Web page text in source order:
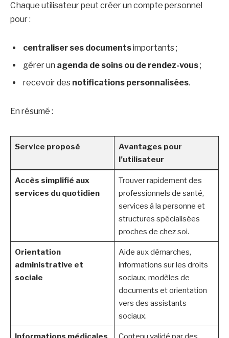
Chaque utilisateur peut créer un compte personnel
pour :
centraliser ses documentsimportants ;
gérer un agenda de soins ou de rendez-vous;
recevoir des notifications personnalisées.
En résumé :
Service proposé
Avantages pour
l’utilisateur
Accès simplifié aux
services du quotidien
Trouver rapidement des
professionnels de santé,
services à la personne et
structures spécialisées
proches de chez soi.
Orientation
administrative et
sociale
Aide aux démarches,
informations sur les droits
sociaux, modèles de
documents et orientation
vers des assistants
sociaux.